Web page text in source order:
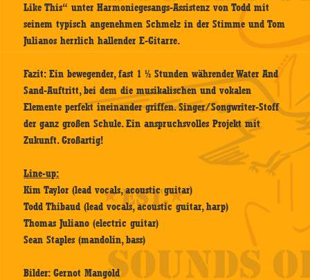
Like This“ unter Harmoniegesangs-Assistenz von Todd mit
seinem typisch angenehmen Schmelz in der Stimme und Tom
Julianos herrlich hallender E-Gitarre.
Fazit: Ein bewegender, fast 1 ½ Stunden währender Water And
Sand-Auftritt, bei dem die musikalischen und vokalen
Elemente perfekt ineinander griffen. Singer/Songwriter-Stoff
der ganz großen Schule. Ein anspruchsvolles Projekt mit
Zukunft. Großartig!
Line-up:
Kim Taylor (lead vocals, acoustic guitar)
Todd Thibaud (lead vocals, acoustic guitar, harp)
Thomas Juliano (electric guitar)
Sean Staples (mandolin, bass)
Bilder: Gernot Mangold